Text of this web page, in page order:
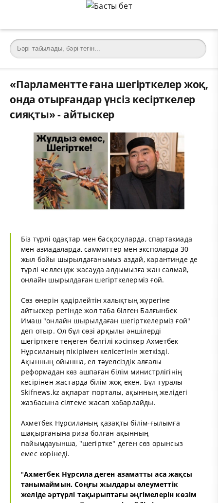
«Парламентте ғана шегірткелер жоқ,
онда отырғандар үнсіз кесірткелер
сияқты» - айтыскер
Біз түрлі одақтар мен басқосуларда, спартакиада
мен азиадаларда, саммиттер мен эксполарда 30
жыл бойы шырылдағанымыз аздай, карантинде де
түрлі челлендж жасауда алдымызға жан салмай,
онлайн шырылдаған шегірткелерміз ғой.
Сөз өнерін қадірлейтін халықтың жүрегіне
айтыскер ретінде жол таба білген Балғынбек
Имаш "онлайн шырылдаған шегірткелерміз ғой"
деп отыр. Ол бұл сөзі арқылы әншілерді
шегірткеге теңеген белгілі кәсіпкер Ахметбек
Нұрсиланың пікірімен келісетінін жеткізді.
Ақынның ойынша, ел тәуелсіздік алғалы
реформадан көз ашпаған білім министрлігінің
кесірінен жастарда білім жоқ екен. Бұл туралы
Skifnews.kz ақпарат порталы, ақынның желідегі
жазбасына сілтеме жасап хабарлайды.
Ахметбек Нұрсиланың қазақты білім-ғылымға
шақырғанына риза болған ақынның
пайымдауынша, "шегіртке" деген сөз орынсыз
емес көрінеді.
"Ахметбек Нұрсила деген азаматты аса жақсы
танымаймын. Соңғы жылдары әлеуметтік
желіде әртүрлі тақырыптағы әңгімелерін көзім